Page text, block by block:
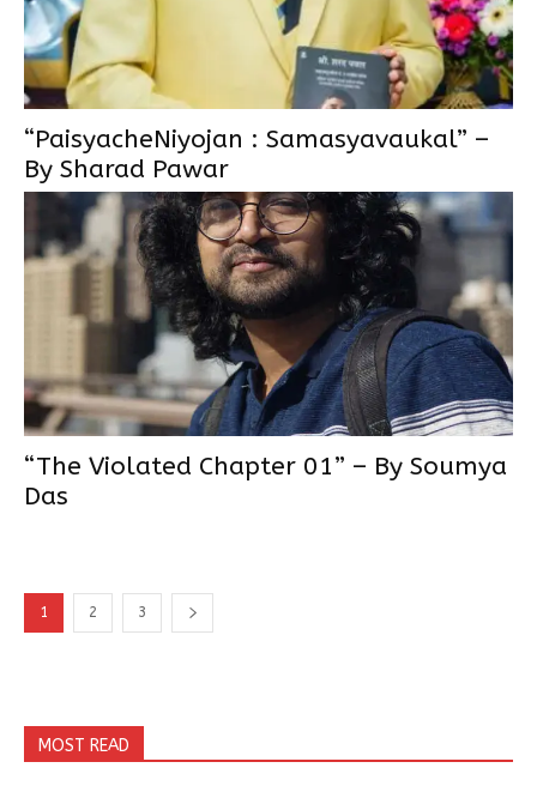
“PaisyacheNiyojan : Samasyavaukal” –
By Sharad Pawar
“The Violated Chapter 01” – By Soumya
Das
1 2 3
MOST READ